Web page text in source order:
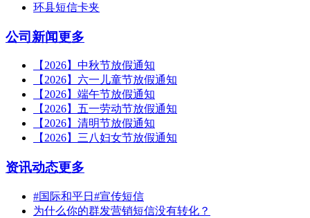
环县短信卡夹
公司新闻更多
【2026】中秋节放假通知
【2026】六一儿童节放假通知
【2026】端午节放假通知
【2026】五一劳动节放假通知
【2026】清明节放假通知
【2026】三八妇女节放假通知
资讯动态更多
#国际和平日#宣传短信
为什么你的群发营销短信没有转化？